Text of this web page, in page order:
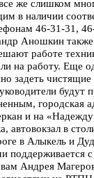
же слишком
в наличии
46-31-31,
Аношкин также
работе
на работу. Еще
задеть чистящие
будут
городская
и на
автовокзал в
в Алыкель и
поддерживается
Андрея